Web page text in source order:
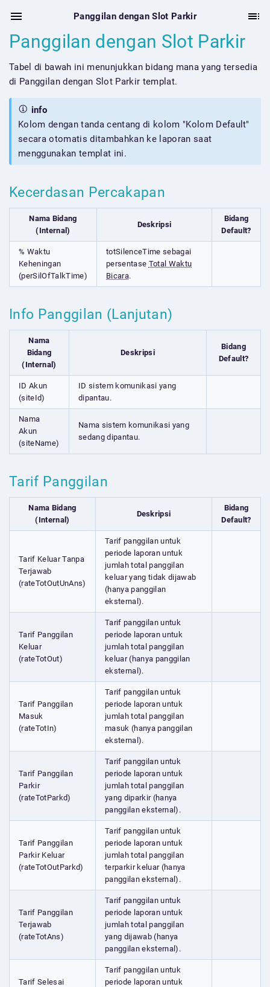
Panggilan dengan Slot Parkir
Panggilan dengan Slot Parkir
Tabel di bawah ini menunjukkan bidang mana yang tersedia
di Panggilan dengan Slot Parkir templat.
info
Kolom dengan tanda centang di kolom "Kolom Default"
secara otomatis ditambahkan ke laporan saat
menggunakan templat ini.
Kecerdasan Percakapan
Nama Bidang
(Internal)
Deskripsi
Bidang
Default?
% Waktu
Keheningan
(perSilOfTalkTime)
totSilenceTime sebagai
persentase Total Waktu
Bicara.
Info Panggilan (Lanjutan)
Nama
Bidang
(Internal)
Deskripsi
Bidang
Default?
ID Akun
(siteId)
ID sistem komunikasi yang
dipantau.
Nama
Akun
(siteName)
Nama sistem komunikasi yang
sedang dipantau.
Tarif Panggilan
Nama Bidang
(Internal)
Deskripsi
Bidang
Default?
Tarif Keluar Tanpa
Terjawab
(rateTotOutUnAns)
Tarif panggilan untuk
periode laporan untuk
jumlah total panggilan
keluar yang tidak dijawab
(hanya panggilan
eksternal).
Tarif Panggilan
Keluar
(rateTotOut)
Tarif panggilan untuk
periode laporan untuk
jumlah total panggilan
keluar (hanya panggilan
eksternal).
Tarif Panggilan
Masuk
(rateTotIn)
Tarif panggilan untuk
periode laporan untuk
jumlah total panggilan
masuk (hanya panggilan
eksternal).
Tarif Panggilan
Parkir
(rateTotParkd)
Tarif panggilan untuk
periode laporan untuk
jumlah total panggilan
yang diparkir (hanya
panggilan eksternal).
Tarif Panggilan
Parkir Keluar
(rateTotOutParkd)
Tarif panggilan untuk
periode laporan untuk
jumlah total panggilan
terparkir keluar (hanya
panggilan eksternal).
Tarif Panggilan
Terjawab
(rateTotAns)
Tarif panggilan untuk
periode laporan untuk
jumlah total panggilan
yang dijawab (hanya
panggilan eksternal).
Tarif Selesai
Tarif panggilan untuk
periode laporan untuk